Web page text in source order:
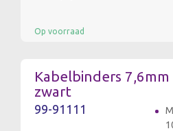
Op voorraad
Kabelbinders 7,6mm
zwart
99-91111